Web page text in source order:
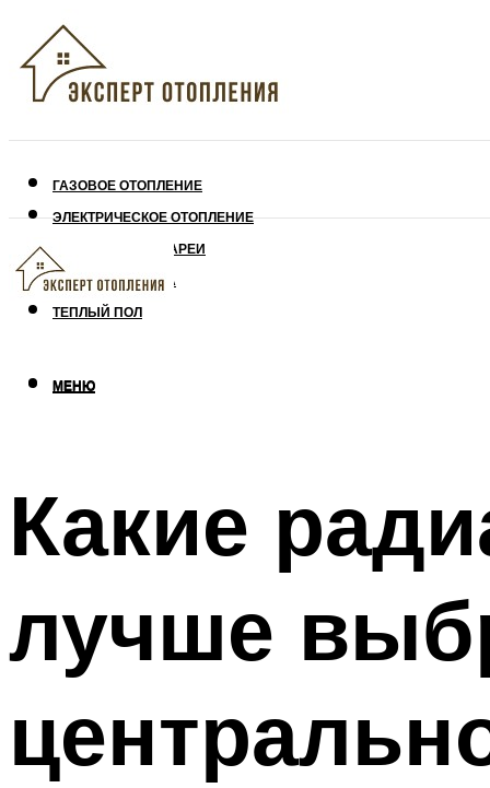
ГАЗОВОЕ ОТОПЛЕНИЕ
ЭЛЕКТРИЧЕСКОЕ ОТОПЛЕНИЕ
СОЛНЕЧНЫЕ БАТАРЕИ
УТЕПЛЕНИЕ ДОМА
ТЕПЛЫЙ ПОЛ
МЕНЮ
МЕНЮ
Какие
лучше